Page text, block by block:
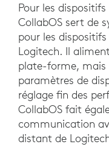
Pour les
CollabOS sert de
pour les
Logitech. Il
plate-forme, mais
paramètres de
réglage fin des
CollabOS fait
communication
distant de